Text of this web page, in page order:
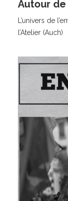
Autour de
L’univers de
l’Atelier (Auch)